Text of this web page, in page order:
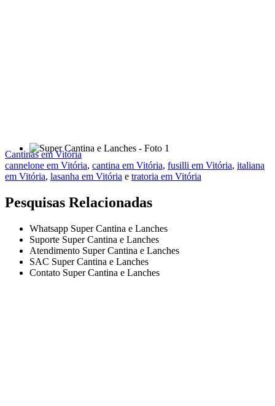
Cantinas em Vitória
cannelone em Vitória, cantina em Vitória, fusilli em Vitória, italiana
em Vitória, lasanha em Vitória e tratoria em Vitória
Pesquisas Relacionadas
Whatsapp Super Cantina e Lanches
Suporte Super Cantina e Lanches
Atendimento Super Cantina e Lanches
SAC Super Cantina e Lanches
Contato Super Cantina e Lanches